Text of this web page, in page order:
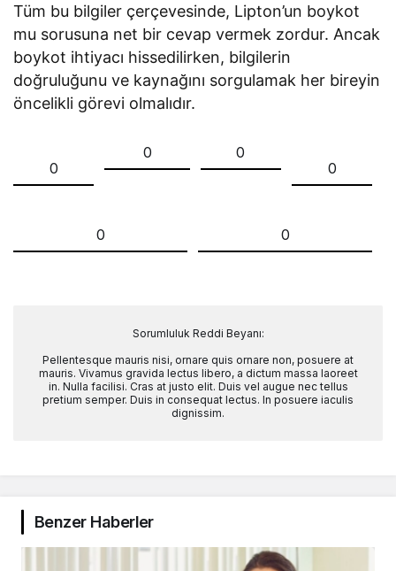
Tüm bu bilgiler çerçevesinde, Lipton’un boykot
mu sorusuna net bir cevap vermek zordur. Ancak
boykot ihtiyacı hissedilirken, bilgilerin
doğruluğunu ve kaynağını sorgulamak her bireyin
öncelikli görevi olmalıdır.
0
0
0
0
0 0
Sorumluluk Reddi Beyanı:
Pellentesque mauris nisi, ornare quis ornare non, posuere at
mauris. Vivamus gravida lectus libero, a dictum massa laoreet
in. Nulla facilisi. Cras at justo elit. Duis vel augue nec tellus
pretium semper. Duis in consequat lectus. In posuere iaculis
dignissim.
Benzer Haberler